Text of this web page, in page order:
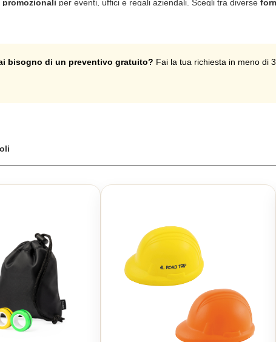
per eventi, uffici e regali aziendali. Scegli tra diverse
bisogno di un preventivo gratuito? Fai la tua richiesta in meno di